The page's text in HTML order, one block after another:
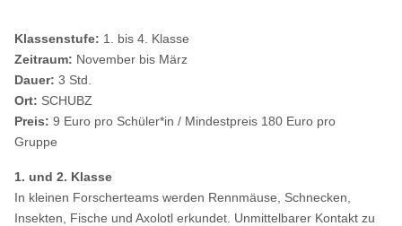
Klassenstufe: 1. bis 4. Klasse
Zeitraum: November bis März
Dauer:3 Std.
Ort: SCHUBZ
Preis:9 Euro pro Schüler*in / Mindestpreis 180 Euro pro
Gruppe
1. und 2. Klasse
In kleinen Forscherteams werden Rennmäuse, Schnecken,
Insekten, Fische und Axolotl erkundet. Unmittelbarer Kontakt zu